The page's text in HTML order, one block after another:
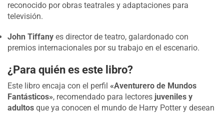
reconocido por obras teatrales y adaptaciones para
televisión.
John Tiffany es director de teatro, galardonado con
premios internacionales por su trabajo en el escenario.
¿Para quién es este libro?
Este libro encaja con el perfil «Aventurero de Mundos
Fantásticos», recomendado para lectores juveniles y
adultos que ya conocen el mundo de Harry Potter y desean